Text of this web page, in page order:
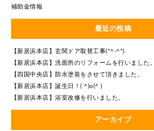
補助金情報
最近の投稿
【新居浜本店】玄関ドア取替工事(*^-^*)
【新居浜本店】洗面所のリフォームを行いました。
【四国中央店】防水塗装をさせて頂きました。
【新居浜本店】誕生日！( ^)o(^ )
【新居浜本店】浴室改修を行いました。
アーカイブ